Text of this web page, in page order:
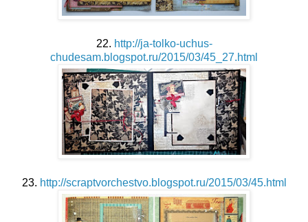
22. http://ja-tolko-uchus-
chudesam.blogspot.ru/2015/03/45_27.html
23. http://scraptvorchestvo.blogspot.ru/2015/03/45.html